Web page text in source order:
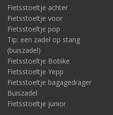
Fietsstoeltje achter
Fietsstoeltje voor
Fietsstoeltje pop
Tip: een zadel op stang
(buiszadel)
Fietsstoeltje Bobike
Fietsstoeltje Yepp
Fietsstoeltje bagagedrager
Buiszadel
Fietsstoeltje junior